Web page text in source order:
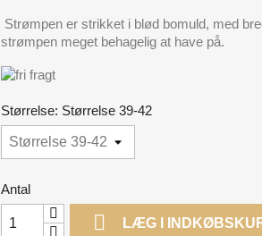
Strømpen er strikket i blød bomuld, med
strømpen meget behagelig at have på.
Størrelse: Størrelse 39-42
Antal
 LÆG I